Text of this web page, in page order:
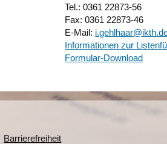
Tel.: 0361 22873-56
Fax: 0361 22873-46
E-Mail:
Informationen zur
Formular-Download
Barrierefreiheit